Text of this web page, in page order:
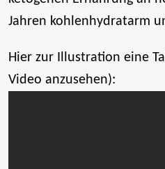
Jahren kohlenhydratarm
Hier zur Illustration eine
Video anzusehen):